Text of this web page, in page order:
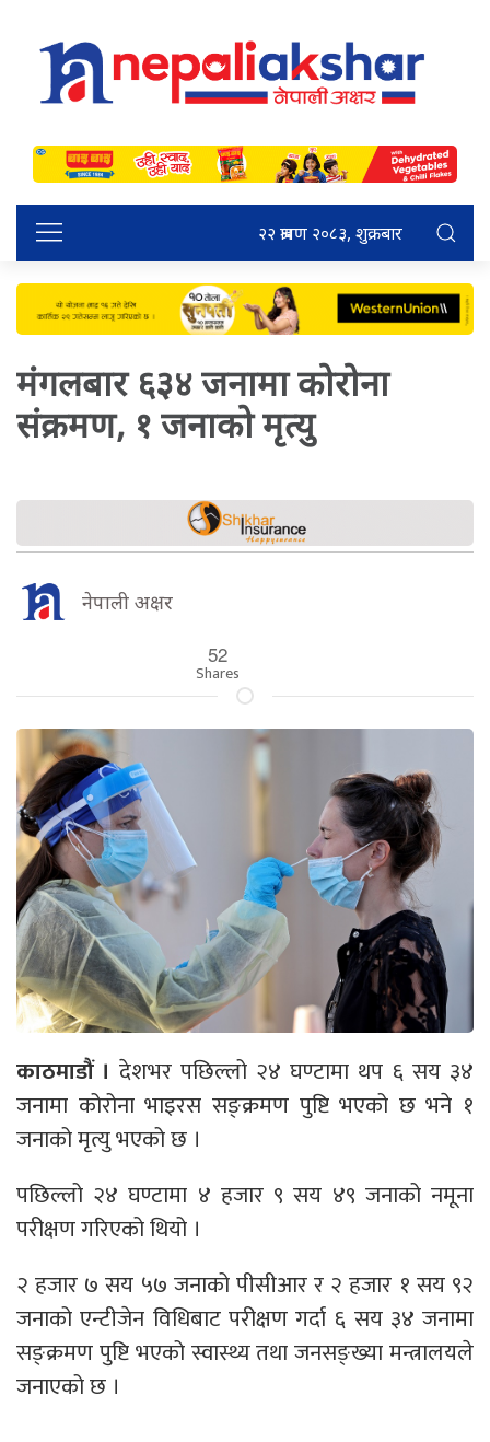
२२ श्रावण २०८३, शुक्रबार
मंगलबार ६३४ जनामा कोरोना
संक्रमण, १ जनाको मृत्यु
नेपाली अक्षर
52
Shares
काठमाडौं । देशभर पछिल्लो २४ घण्टामा थप ६ सय ३४
जनामा कोरोना भाइरस सङ्क्रमण पुष्टि भएको छ भने १
जनाको मृत्यु भएको छ ।
पछिल्लो २४ घण्टामा ४ हजार ९ सय ४९ जनाको नमूना
परीक्षण गरिएको थियो ।
२ हजार ७ सय ५७ जनाको पीसीआर र २ हजार १ सय ९२
जनाको एन्टीजेन विधिबाट परीक्षण गर्दा ६ सय ३४ जनामा
सङ्क्रमण पुष्टि भएको स्वास्थ्य तथा जनसङ्ख्या मन्त्रालयले
जनाएको छ ।